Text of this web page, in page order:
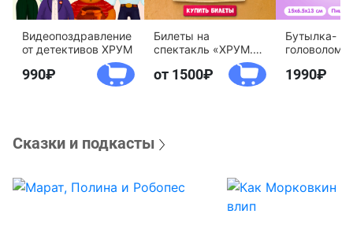
Видеопоздравление
от детективов ХРУМ
990
Билеты на
спектакль «ХРУМ.
Осторожно, Чудо-
Юдо!»
от 1500
Бутылка-
агентство
1990
Сказки и подкасты